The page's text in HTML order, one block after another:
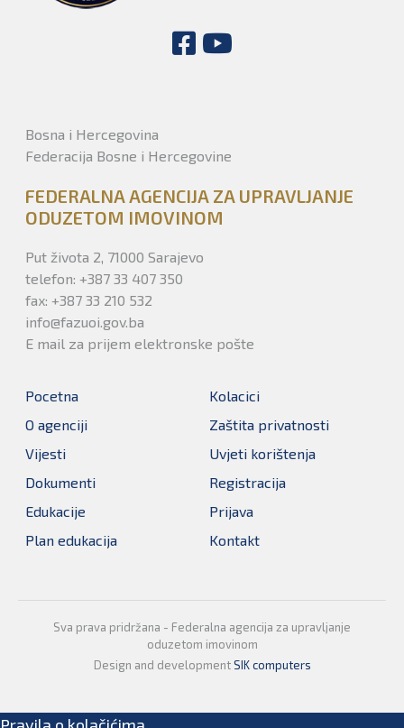
Bosna i Hercegovina
Federacija Bosne i Hercegovine
FEDERALNA AGENCIJA ZA UPRAVLJANJE
ODUZETOM IMOVINOM
Put života 2, 71000 Sarajevo
telefon: +387 33 407 350
fax: +387 33 210 532
info@fazuoi.gov.ba
E mail za prijem elektronske pošte
Pocetna
O agenciji
Vijesti
Dokumenti
Edukacije
Plan edukacija
Kolacici
Zaštita privatnosti
Uvjeti korištenja
Registracija
Prijava
Kontakt
Sva prava pridržana - Federalna agencija za upravljanje
oduzetom imovinom
Design and developmentSIK computers